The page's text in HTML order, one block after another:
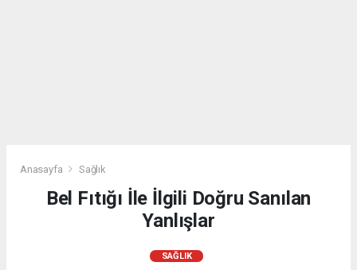
Anasayfa Sağlık
Bel Fıtığı İle İlgili Doğru Sanılan
Yanlışlar
SAĞLIK